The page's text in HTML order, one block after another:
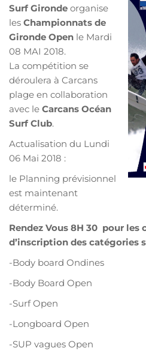
Surf Gironde organise
les Championnats de
Gironde Open le Mardi
08 MAI 2018.
La compétition se
déroulera à Carcans
plage en collaboration
avec le Carcans Océan
Surf Club.
Actualisation du Lundi
06 Mai 2018 :
le Planning prévisionnel
est maintenant
déterminé.
Rendez Vous 8H 30 pour
d’inscription des catégories
-Body board Ondines
-Body Board Open
-Surf Open
-Longboard Open
-SUP vagues Open